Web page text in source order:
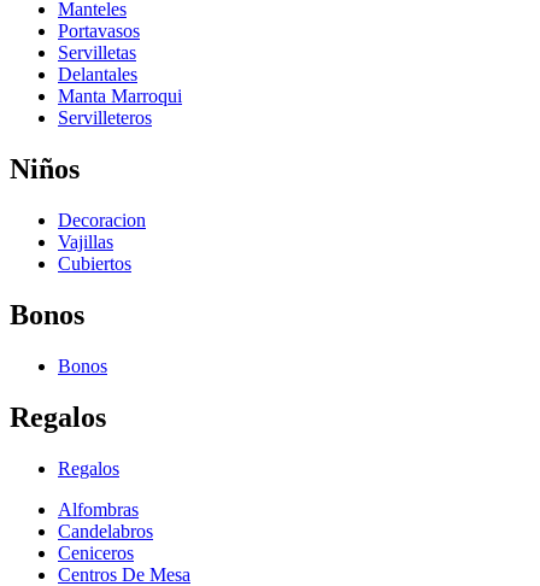
Manteles
Portavasos
Servilletas
Delantales
Manta Marroqui
Servilleteros
Niños
Decoracion
Vajillas
Cubiertos
Bonos
Bonos
Regalos
Regalos
Alfombras
Candelabros
Ceniceros
Centros De Mesa